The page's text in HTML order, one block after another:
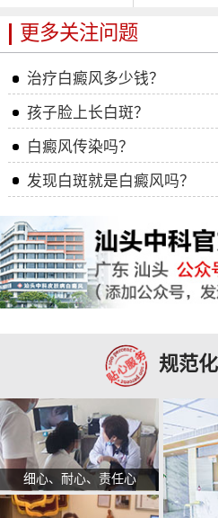
更多关注问题
治疗白癜风多少钱？
孩子脸上长白斑？
白癜风传染吗？
发现白斑就是白癜风吗？
规范
细心、耐心、责任心